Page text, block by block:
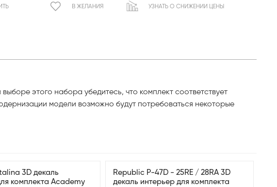
В ЖЕЛАНИЯ УЗНАТЬ О СНИЖЕНИИ ЦЕНЫ
этого набора убедитесь, что комплект соответствует
модели возможно будут потребоваться некоторые
3D декаль
комплекта Academy
Republic P-47D - 25RE / 28RA 3D
декаль интерьер для комплекта